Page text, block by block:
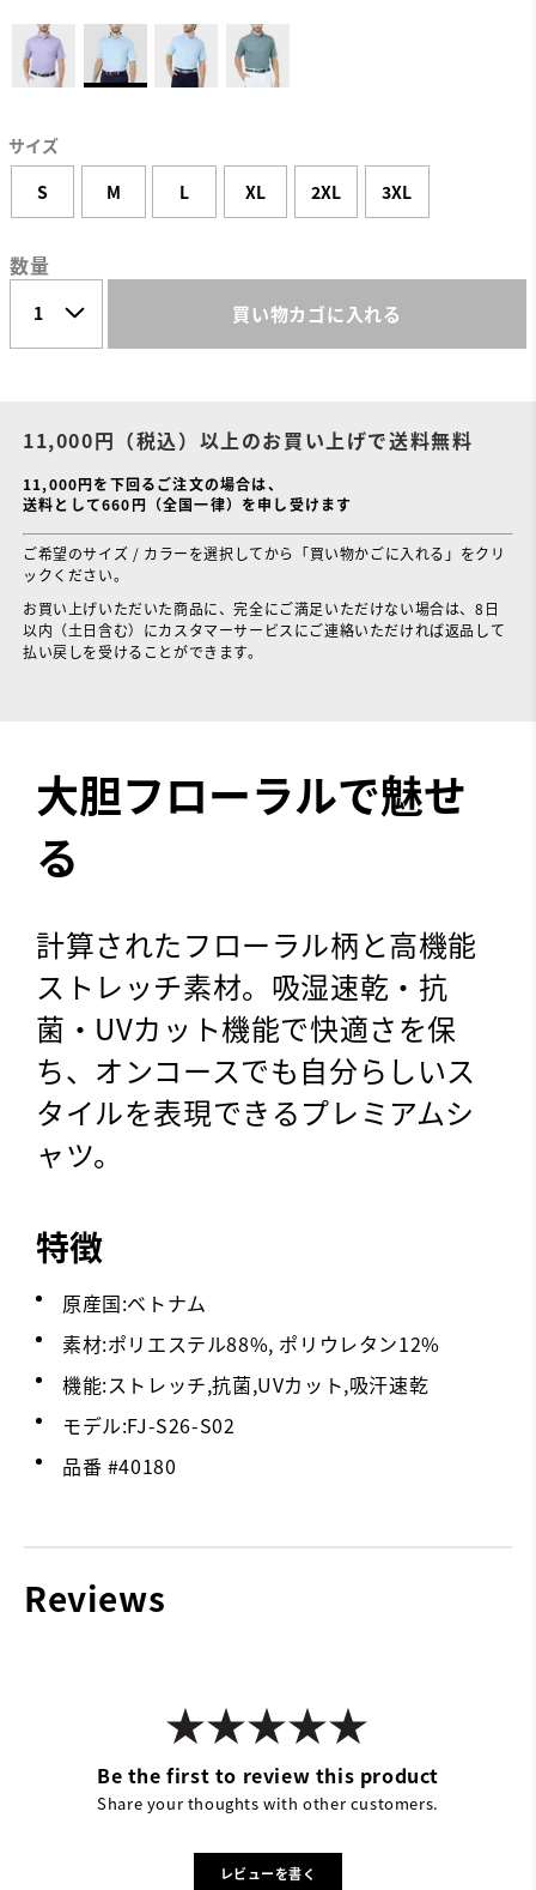
サイズ
S
M L XL 2XL 3XL
数量
買い物カゴに入れる
11,000円（税込）以上のお買い上げで送料無料
11,000円を下回るご注文の場合は、
送料として660円（全国一律）を申し受けます
ご希望のサイズ / カラーを選択してから「買い物かごに入れる」をクリ
ックください。
お買い上げいただいた商品に、完全にご満足いただけない場合は、8日
以内（土日含む）にカスタマーサービスにご連絡いただければ返品して
払い戻しを受けることができます。
大胆フローラルで魅せ
る
計算されたフローラル柄と高機能
ストレッチ素材。吸湿速乾・抗
菌・UVカット機能で快適さを保
ち、オンコースでも自分らしいス
タイルを表現できるプレミアムシ
ャツ。
特徴
原産国:ベトナム
素材:ポリエステル88%, ポリウレタン12%
機能:ストレッチ,抗菌,UVカット,吸汗速乾
モデル:FJ-S26-S02
品番 #40180
Reviews
Be the first to review this product
Share your thoughts with other customers.
レビューを書く